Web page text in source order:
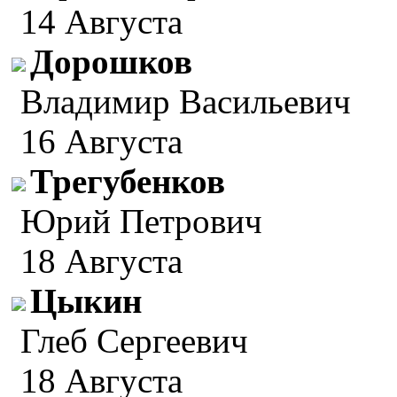
14 Августа
Дорошков
Владимир Васильевич
16 Августа
Трегубенков
Юрий Петрович
18 Августа
Цыкин
Глеб Сергеевич
18 Августа